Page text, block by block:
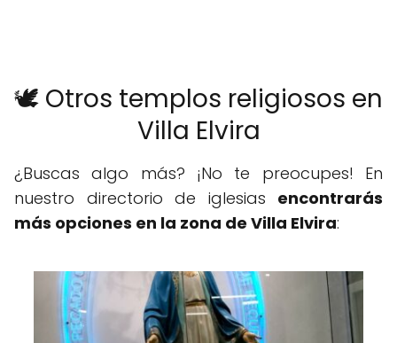
🕊️ Otros templos religiosos en
Villa Elvira
¿Buscas algo más? ¡No te preocupes! En
nuestro directorio de iglesias encontrarás
más opciones en la zona de Villa Elvira: